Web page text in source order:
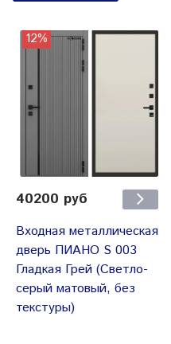
12%
40200 руб
Входная металлическая
дверь ПИАНО S 003
Гладкая Грей (Светло-
серый матовый, без
текстуры)